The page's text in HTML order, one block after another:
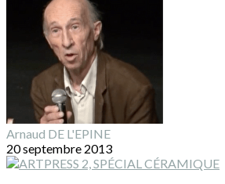
Arnaud DE L'EPINE
20 septembre 2013